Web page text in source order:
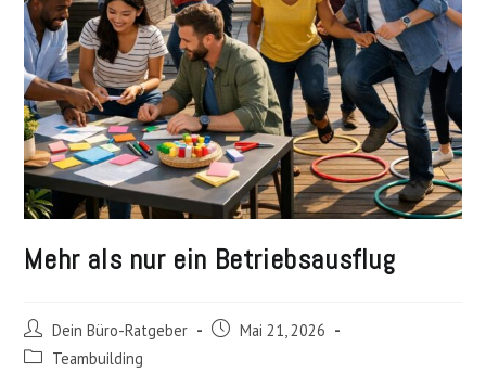
Mehr als nur ein Betriebsausflug
Beitrags-
Autor:
Dein Büro-Ratgeber
BeitragMai 21, 2026
Beitrags-Teambuilding